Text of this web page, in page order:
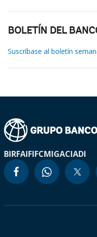
BOLETÍN DEL
Suscríbase al boletín
BIRFAIFIFCMIGACIADI